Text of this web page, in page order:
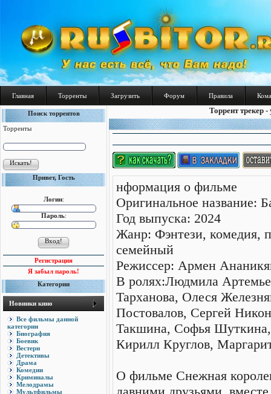
Главная Торренты Загрузить Форум Правила
Поиск торрентов
Торренты
Привет, Гость
Логин:
Пароль:
Регистрация
Я забыл пароль!
Категории
Новинки кино
Все фильмы данной
категории
Биография
Боевик
Вестерн
Детективы
Драма
Комедии
Криминалы
Мелодрамы
Мультфильмы
Торрент трекер
нформация о фильме
Оригинальное название:
Год выпуска: 2024
Жанр: Фэнтези, комедия,
семейный
Режиссер: Армен
В ролях:Людмила
Тарханова, Олеся
Постовалов, Сергей
Такшина, Софья Шуткина,
Кирилл Круглов,
О фильме Снежная